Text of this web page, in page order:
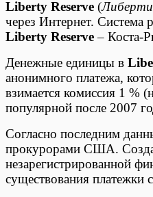
Liberty Reserve (Либерти
через Интернет. Система
Liberty Reserve– Коста-
Денежные единицы в
анонимного платежа,
взимается комиссия 1 %
популярной после 2007
Согласно последним
прокурорами США.
незарегистрированной
существования